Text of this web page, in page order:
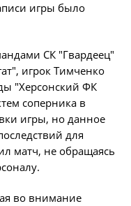
игры было
СК "Гвардеец"
игрок Тимченко
"Херсонский ФК
соперника в
игры, но данное
для
матч, не обращаясь
во внимание